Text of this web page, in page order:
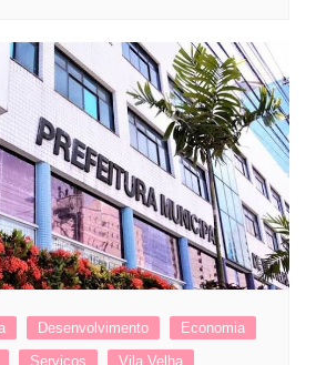
Desenvolvimento
Economia
Serviços Vila Velha